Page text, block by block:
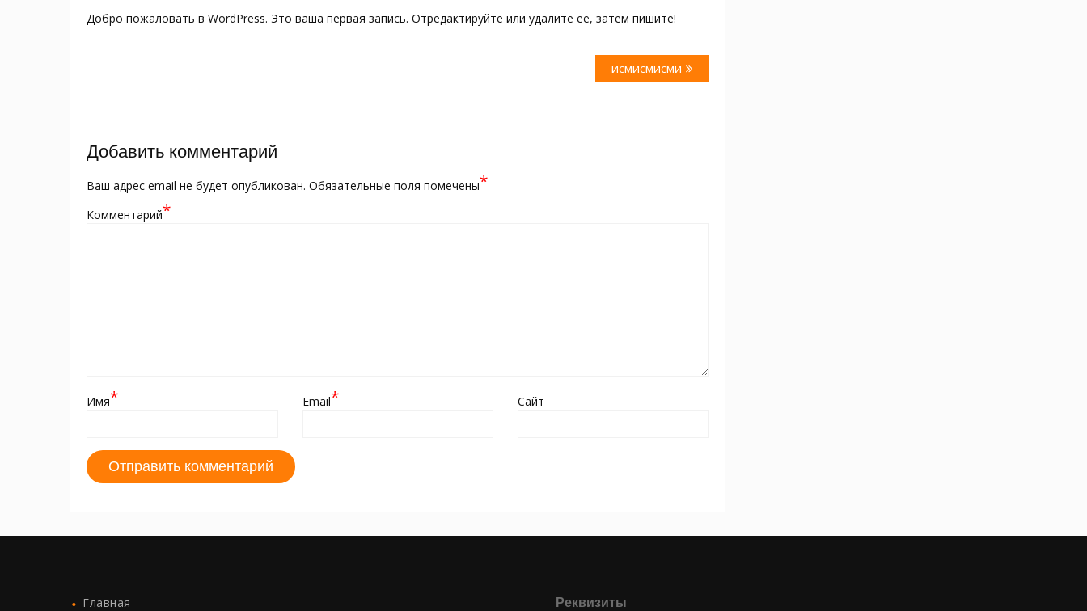
Добро пожаловать в WordPress. Это ваша первая запись. Отредактируйте или удалите её, затем пишите!
Следующая
запись:
исмисмисми
Добавить комментарий
Ваш адрес email не будет опубликован. Обязательные поля помечены*
Комментарий*
Имя* Email* Сайт
Главная
Реквизиты